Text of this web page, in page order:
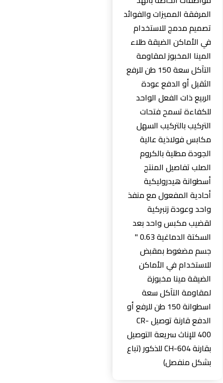
المرفقة المميزات والفوائد
تصميم مدمج للاستخدام
في الأماكن الضيقة طلاء
المينا المخبوز لمقاومة
التآكل سعة 150 طن للرفع
الثقيل أو الدفع عودة
الربيع ذات الفعل الواحد
للكفاءة تسمح فتحات
التركيب بالتركيب السهل
مكابس فولاذية عالية
الجودة مطلية بالكروم
الصلب تفاصيل المنتج
أسطوانة هيدروليكية
أحادية المفعول مع منفذ
واحد وعودة زنبركية
لقضيب مكبس واحد بعد
السكتة الدماغية 0.63 "
جسم مضغوط بمقبض
للاستخدام في الأماكن
الضيقة مينا مخبوزة
لمقاومة التآكل سعة
اسطوانة 150 طن للرفع أو
الدفع قارنة توصيل CR-
400 للإناث سريعة التوصيل
بقارنة CH-604 للذكور (تباع
بشكل منفصل)